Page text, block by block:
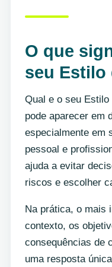
O que
seu Estilo
Qual e o seu Estilo
pode aparecer em
especialmente em
pessoal e
ajuda a evitar
riscos e escolher
Na prática, o mais
contexto, os
consequências de
uma resposta